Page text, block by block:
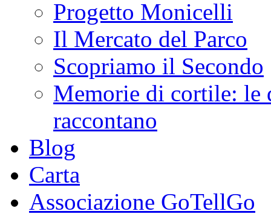
Progetto Monicelli
Il Mercato del Parco
Scopriamo il Secondo
Memorie di cortile: le
raccontano
Blog
Carta
Associazione GoTellGo